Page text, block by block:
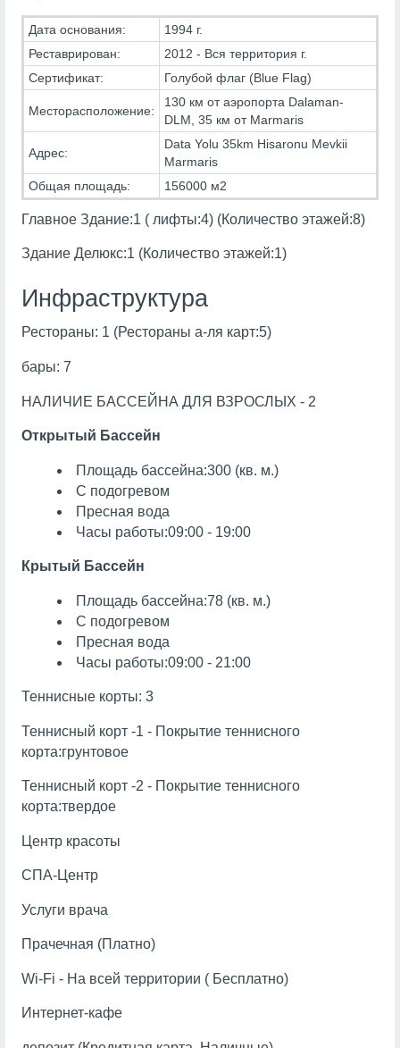
Дата основания:
1994 г.
Реставрирован:
2012 - Вся территория г.
Сертификат:
Голубой флаг (Blue Flag)
Месторасположение:
130 км от аэропорта Dalaman-
DLM, 35 км от Marmaris
Адрес:
Data Yolu 35km Hisaronu Mevkii
Marmaris
Общая площадь:
156000 м2
Главное Здание:1 ( лифты:4) (Количество этажей:8)
Здание Делюкс:1 (Количество этажей:1)
Инфраструктура
Рестораны: 1 (Рестораны а-ля карт:5)
бары: 7
НАЛИЧИЕ БАССЕЙНА ДЛЯ ВЗРОСЛЫХ - 2
Открытый Бассейн
Площадь бассейна:300 (кв. м.)
С подогревом
Пресная вода
Часы работы:09:00 - 19:00
Крытый Бассейн
Площадь бассейна:78 (кв. м.)
С подогревом
Пресная вода
Часы работы:09:00 - 21:00
Теннисные корты: 3
Теннисный корт -1 - Покрытие теннисного
корта:грунтовое
Теннисный корт -2 - Покрытие теннисного
корта:твердое
Центр красоты
СПА-Центр
Услуги врача
Прачечная (Платно)
Wi-Fi - На всей территории ( Бесплатно)
Интернет-кафе